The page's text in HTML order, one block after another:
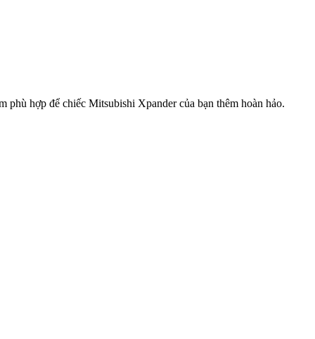
hợp để chiếc Mitsubishi Xpander của bạn thêm hoàn hảo.